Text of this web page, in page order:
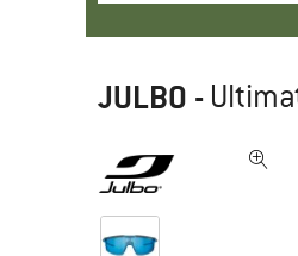
JULBO -